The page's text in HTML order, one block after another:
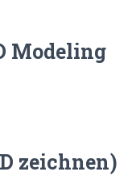
Modeling
zeichnen)